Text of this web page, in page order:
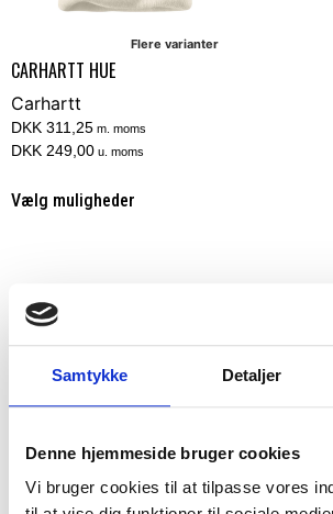
Samtykke Detaljer
Denne hjemmeside bruger cookies
Vi bruger cookies til at tilpasse vores
Flere varianter
CARHARTT HUE
Carhartt
DKK 311,25 m. moms
DKK 249,00 u. moms
Vælg muligheder
Ikonisk og klassisk
Carhartt beanie
Vores Carhartt beanie er ikonisk,
kvalitet, så du kan være sikker på at
år. Vores Carhartt beanie er lavet til